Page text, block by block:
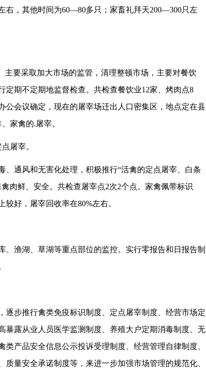
右，其他时间为60—80多只；家畜礼拜天200—300只左
要采取加大市场的监管，清理整顿市场，主要对餐饮
定期不定期地监督检查。共检查餐饮业12家、烤肉点8
公会议确定，现在的屠宰场迁出人口密集区，地点定在县
家禽的.屠宰。
屠宰。
通风和无害化处理，积极推行“活禽的定点屠宰、白条
肉鲜、安全。共检查屠宰点2次2个点。家禽佩带标识
较好，屠宰回收率在80%左右。
渔湖、草湖等重点部位的监控。实行零报告和日报告制
步推行禽类免疫标识制度、定点屠宰制度、经营市场定
暴露从业人员医学监测制度、养殖大户定期消毒制度、无
产品安全信息公示投诉受理制度、经营管理自律制度、
量安全承诺制度等，来进一步加强市场管理的规范化、